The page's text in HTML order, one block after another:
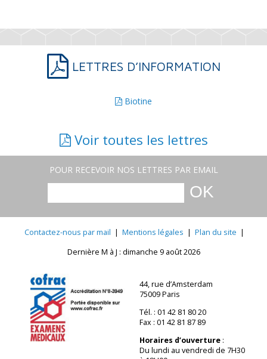
LETTRES D’INFORMATION
Biotine
Voir toutes les lettres
POUR RECEVOIR NOS LETTRES PAR EMAIL
Contactez-nous par mail | Mentions légales | Plan du site |
Dernière M à J : dimanche 9 août 2026
44, rue d’Amsterdam
75009 Paris
Tél. : 01 42 81 80 20
Fax : 01 42 81 87 89
Horaires d’ouverture:
Du lundi au vendredi de 7H30